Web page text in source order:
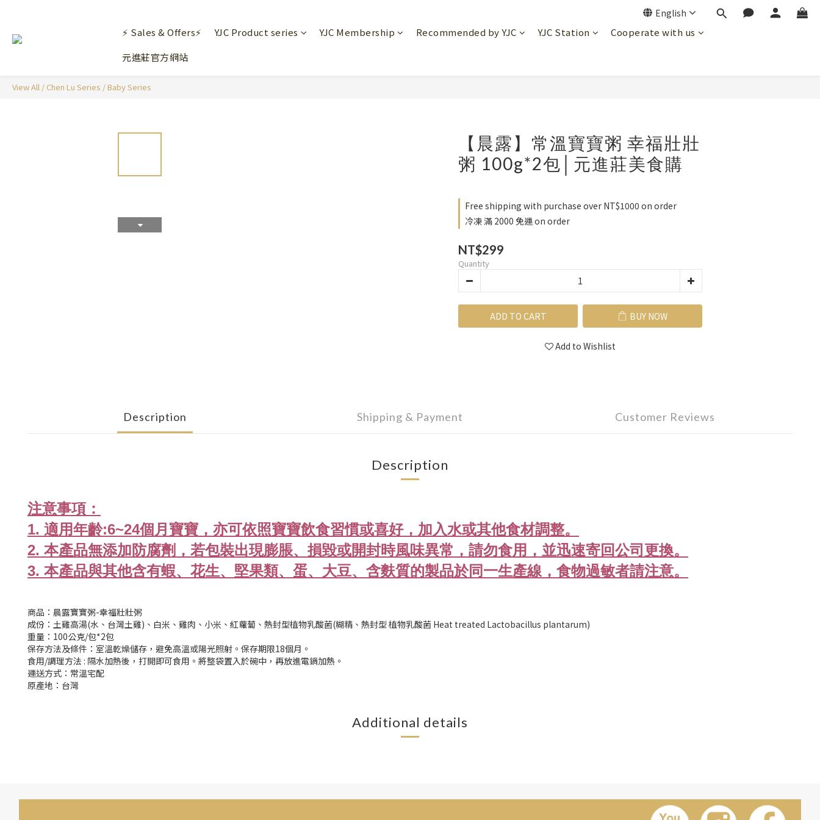
English
⚡ Sales & Offers⚡ YJC Product series YJC Membership Recommended by YJC YJC Station
Cooperate with us
元進莊官方網站
View All /Chen Lu Series /Baby Series
【晨露】常溫寶寶粥 幸福壯壯
粥 100g*2包│元進莊美食購
Free shipping with purchase over NT$1000 on order
冷凍 滿 2000 免運 on order
NT$299
Quantity
ADD TO CART BUY NOW
Add to Wishlist
Description Shipping & Payment Customer Reviews
Description
注意事項：
1. 適用年齡:6~24個月寶寶， 亦可依照寶寶飲食習慣或喜好，加入水或其他食材調整。
2. 本產品無添加防腐劑，若包裝出現膨脹、損毀或開封時風味異常，請勿食用，並迅速寄回公司更換。
3. 本產品與其他含有蝦、花生、堅果類、蛋、大豆、含麩質的製品於同一生產線，食物過敏者請注意。
商品：晨露寶寶粥-幸福壯壯粥
成份：土雞高湯(水、台灣土雞) 、白米、雞肉、小米、紅蘿蔔、熱封型植物乳酸菌(糊精、熱封型 植物乳酸菌 Heat treated Lactobacillus plantarum)
重量：100公克/包*2包
保存方法及條件：室溫乾燥儲存，避免高溫或陽光照射。保存期限18個月。
食用/調理方法 : 隔水加熱後，打開即可食用。將整袋置入於碗中，再放進電鍋加熱。
運送方式：常溫宅配
原產地：台灣
Additional details